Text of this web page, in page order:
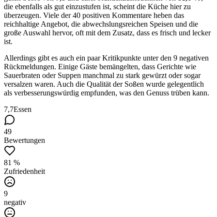
die ebenfalls als gut einzustufen ist, scheint die Küche hier zu
überzeugen. Viele der 40 positiven Kommentare heben das
reichhaltige Angebot, die abwechslungsreichen Speisen und die
große Auswahl hervor, oft mit dem Zusatz, dass es frisch und lecker
ist.
Allerdings gibt es auch ein paar Kritikpunkte unter den 9 negativen
Rückmeldungen. Einige Gäste bemängelten, dass Gerichte wie
Sauerbraten oder Suppen manchmal zu stark gewürzt oder sogar
versalzen waren. Auch die Qualität der Soßen wurde gelegentlich
als verbesserungswürdig empfunden, was den Genuss trüben kann.
7,7Essen
49
Bewertungen
81 %
Zufriedenheit
9
negativ